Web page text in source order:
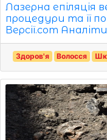
Лазерна епіляція
процедури та її
Версії.com
Здоров'я Волосся